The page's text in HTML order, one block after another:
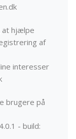
at hjælpe
af
interesser
brugere på
- build: